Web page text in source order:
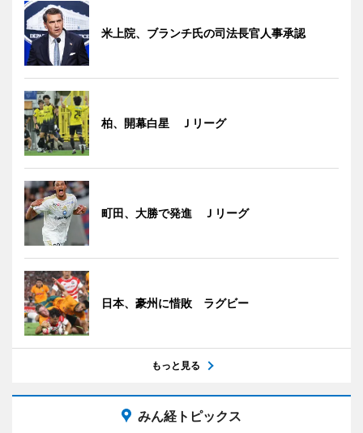
米上院、ブランチ氏の司法長官人事承認
柏、開幕白星 Ｊリーグ
町田、大勝で発進 Ｊリーグ
日本、豪州に惜敗 ラグビー
もっと見る
みん経トピックス